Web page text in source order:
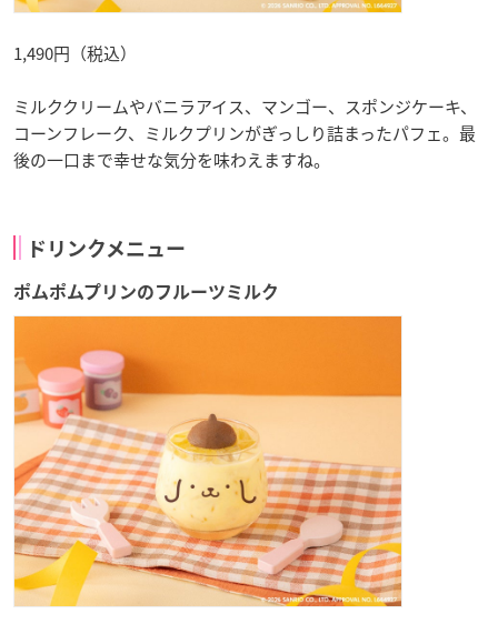
1,490円（税込）
ミルククリームやバニラアイス、マンゴー、スポンジケーキ、
コーンフレーク、ミルクプリンがぎっしり詰まったパフェ。最
後の一口まで幸せな気分を味わえますね。
ドリンクメニュー
ポムポムプリンのフルーツミルク